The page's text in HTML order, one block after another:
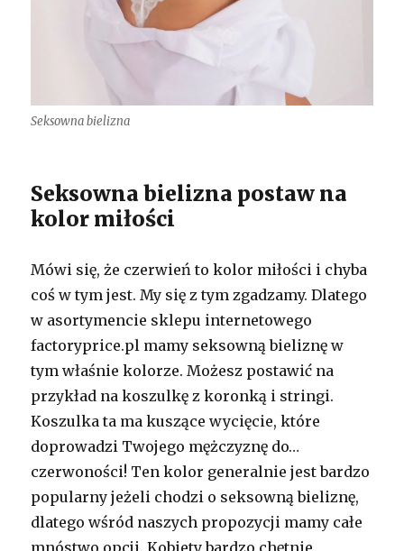
Seksowna bielizna
Seksowna bielizna postaw na
kolor miłości
Mówi się, że czerwień to kolor miłości i chyba
coś w tym jest. My się z tym zgadzamy. Dlatego
w asortymencie sklepu internetowego
factoryprice.pl mamy seksowną bieliznę w
tym właśnie kolorze. Możesz postawić na
przykład na koszulkę z koronką i stringi.
Koszulka ta ma kuszące wycięcie, które
doprowadzi Twojego mężczyznę do…
czerwoności! Ten kolor generalnie jest bardzo
popularny jeżeli chodzi o seksowną bieliznę,
dlatego wśród naszych propozycji mamy całe